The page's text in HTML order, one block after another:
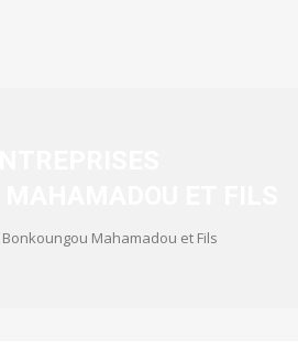
Mahamadou et Fils